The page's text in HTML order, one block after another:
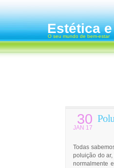
Estética
O seu mundo de bem-estar
30
JAN 17
Todas
poluição do
normalmente